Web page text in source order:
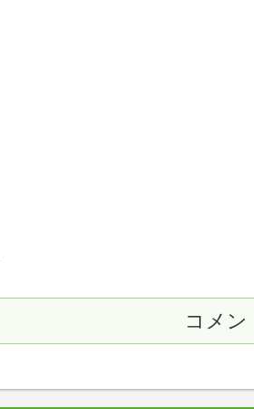
コメン